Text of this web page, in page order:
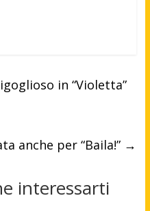
in “Violetta”
anche per “Baila!” →
interessarti